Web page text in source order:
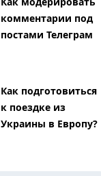
комментарии под
постами Телеграм
Как подготовиться
к поездке из
Украины в Европу?